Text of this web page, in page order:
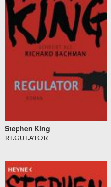
Stephen King
REGULATOR